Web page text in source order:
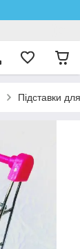
Підставки